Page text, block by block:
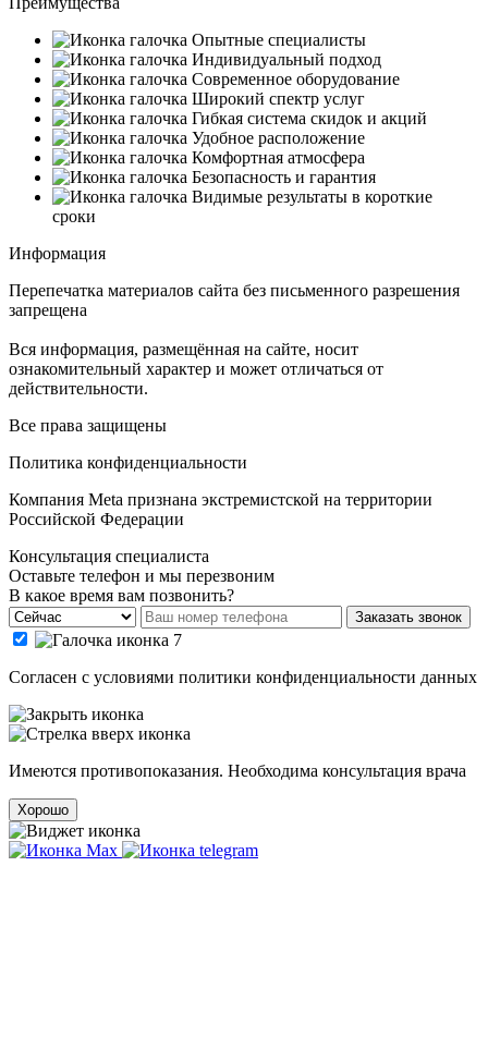
Опытные специалисты
Индивидуальный подход
Современное оборудование
Широкий спектр услуг
Гибкая система скидок и акций
Удобное расположение
Комфортная атмосфера
Безопасность и гарантия
Видимые результаты в короткие
сроки
Информация
Перепечатка материалов сайта без письменного разрешения
запрещена
Вся информация, размещённая на сайте, носит
ознакомительный характер и может отличаться от
действительности.
Все права защищены
Политика конфиденциальности
Компания Meta признана экстремистской на территории
Российской Федерации
Консультация специалиста
Оставьте телефон и мы перезвоним
В какое время вам позвонить?
Заказать звонок
Cогласен с условиями политики конфиденциальности данных
Имеются противопоказания. Необходима консультация врача
Хорошо